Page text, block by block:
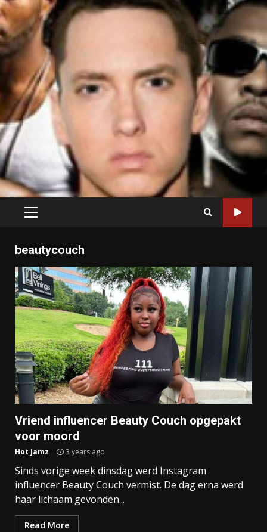
PRIMARY
beautycouch
Vriend influencer Beauty Couch opgepakt
voor moord
Hot Jamz 3 years ago
Sinds vorige week dinsdag werd Instagram
influencer Beauty Couch vermist. De dag erna werd
haar lichaam gevonden...
Read More